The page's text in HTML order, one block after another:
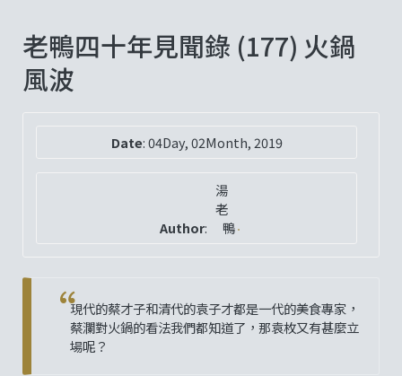
老鴨四十年見聞錄 (177) 火鍋
風波
Date:04Day, 02Month, 2019
Author:
湯
老
鴨
現代的蔡才子和清代的袁子才都是一代的美食專家，
蔡瀾對火鍋的看法我們都知道了，那袁枚又有甚麼立
場呢？